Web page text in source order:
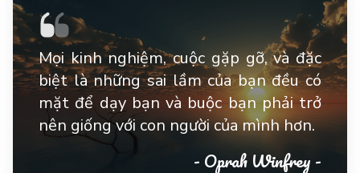
Mọi kinh nghiệm, cuộc gặp gỡ, và đặc
biệt là những sai lầm của bạn đều có
mặt để dạy bạn và buộc bạn phải trở
nên giống với con người của mình hơn.
- Oprah Winfrey -